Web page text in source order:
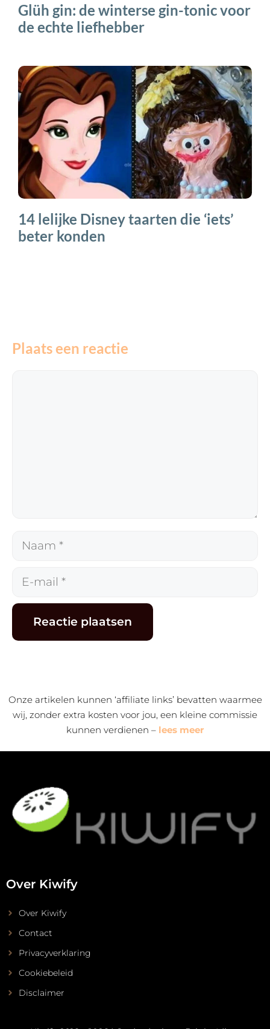
Glüh gin: de winterse gin-tonic voor
de echte liefhebber
14 lelijke Disney taarten die ‘iets’
beter konden
Plaats een reactie
Naam
E-
Onze artikelen kunnen ‘affiliate links’ bevatten waarmee
wij, zonder extra kosten voor jou, een kleine commissie
kunnen verdienen – lees meer
Over Kiwify
Over Kiwify
Contact
Privacyverklaring
Cookiebeleid
Disclaimer